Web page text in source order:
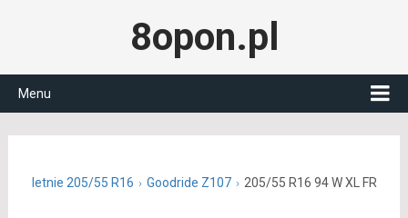
8opon.pl
Menu
letnie 205/55 R16 Goodride Z107 205/55 R16 94 W XL FR